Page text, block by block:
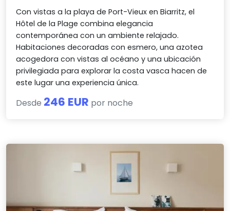
Con vistas a la playa de Port-Vieux en Biarritz, el
Hôtel de la Plage combina elegancia
contemporánea con un ambiente relajado.
Habitaciones decoradas con esmero, una azotea
acogedora con vistas al océano y una ubicación
privilegiada para explorar la costa vasca hacen de
este lugar una experiencia única.
Desde 246 EUR por noche